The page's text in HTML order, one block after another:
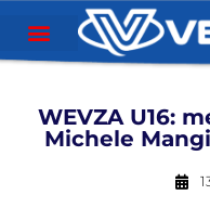
WEVZA U16:
Michele